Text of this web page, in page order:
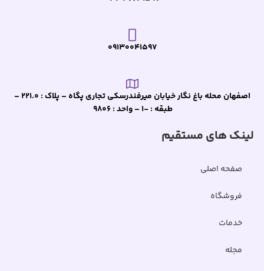
09130041597
اصفهان محله باغ نگار خیابان میرفندرسکی تجاری پگاه – پلاک : 221.0 –
طبقه : -1 – واحد : 9806
لینک های مستقیم
صفحه اصلی
فروشگاه
خدمات
مجله